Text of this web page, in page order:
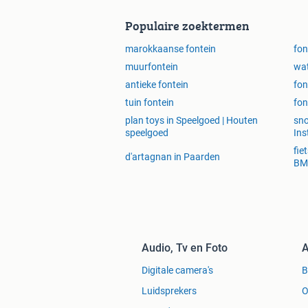
Populaire zoektermen
marokkaanse fontein
muurfontein
antieke fontein
tuin fontein
plan toys in Speelgoed | Houten
speelgoed
d'artagnan in Paarden
Audio, Tv en Foto
Digitale camera's
Luidsprekers